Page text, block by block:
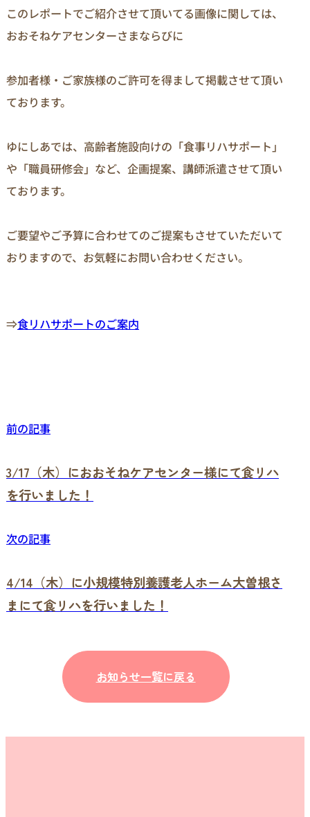
このレポートでご紹介させて頂いてる画像に関しては、
おおそねケアセンターさまならびに
参加者様・ご家族様のご許可を得まして掲載させて頂い
ております。
ゆにしあでは、高齢者施設向けの「食事リハサポート」
や「職員研修会」など、企画提案、講師派遣させて頂い
ております。
ご要望やご予算に合わせてのご提案もさせていただいて
おりますので、お気軽にお問い合わせください。
⇒食リハサポートのご案内
前の記事
3/17（木）におおそねケアセンター様にて食リハ
を行いました！
次の記事
4/14（木）に小規模特別養護老人ホーム大曽根さ
まにて食リハを行いました！
お知らせ一覧に戻る